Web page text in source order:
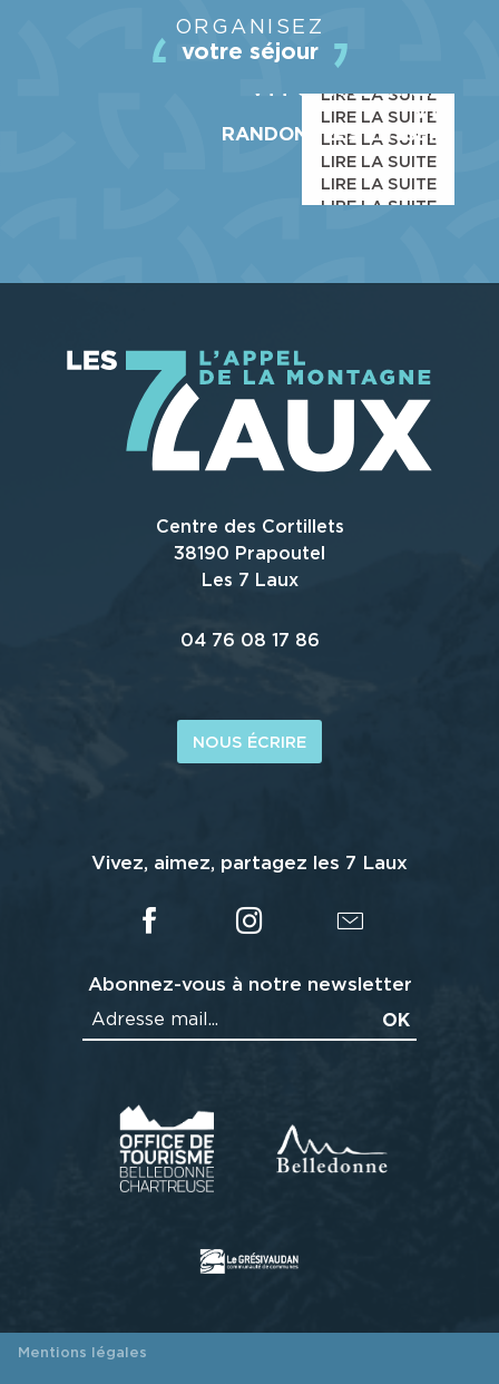
ORGANISEZ
votre séjour
LIRE LA SUITE
LIRE LA SUITE
COMMERCES & SERVICES
LIRE LA SUITE
VTT & RANDONNÉES
LIRE LA SUITE
VTT
LIRE LA SUITE
RANDONNÉES EN ISERE
LIRE LA SUITE
Centre des Cortillets
38190 Prapoutel
Les 7 Laux
04 76 08 17 86
NOUS ÉCRIRE
Vivez, aimez, partagez les 7 Laux
Abonnez-vous à notre newsletter
Mentions légales